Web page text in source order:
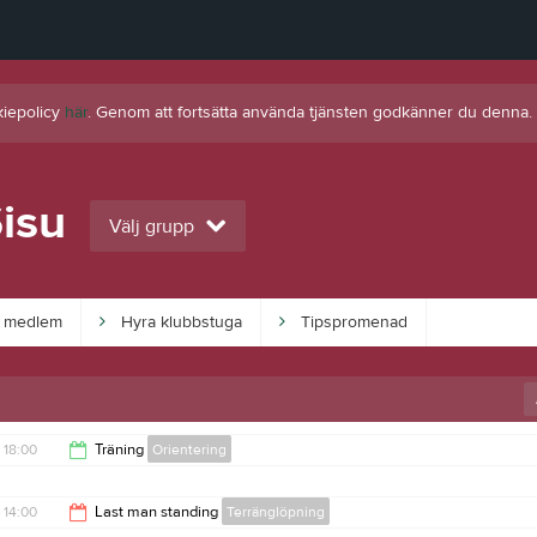
här. Genom att fortsätta använda tjänsten godkänner du denna.
Välj grupp
medlem Hyra klubbstuga Tipspromenad
18:00 Träning Orientering
19:15
14:00 Last man standing Terränglöpning